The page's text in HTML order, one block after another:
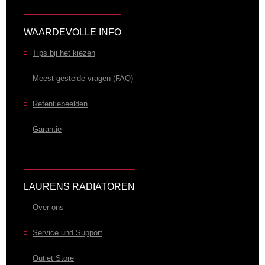
WAARDEVOLLE INFO
Tips bij het kiezen
Meest gestelde vragen (FAQ)
Refentiebeelden
Garantie
LAURENS RADIATOREN
Over ons
Service und Support
Outlet Store